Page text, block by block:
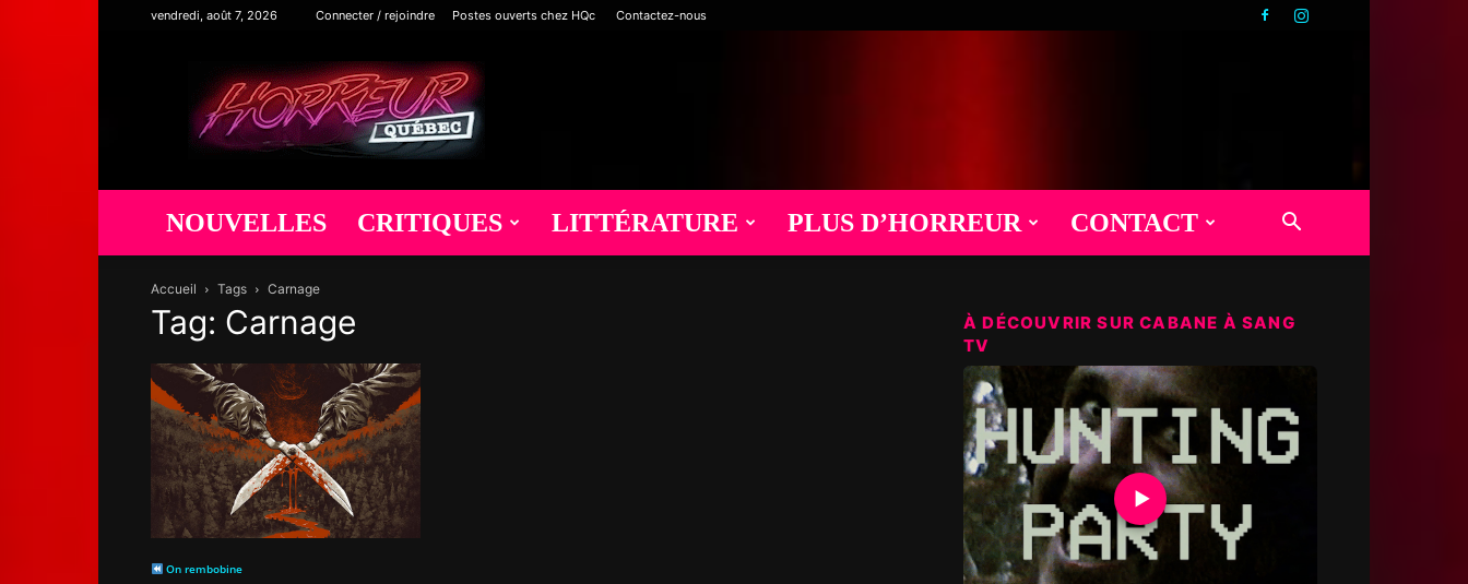
vendredi, août 7, 2026 Connecter / rejoindre Postes ouverts chez HQc Contactez-nous
Horreur
Québec
NOUVELLES CRITIQUES LITTÉRATURE PLUS D’HORREUR CONTACT
Accueil Tags Carnage
Tag: Carnage
On rembobine
À DÉCOUVRIR SUR CABANE À SANG
TV
▶